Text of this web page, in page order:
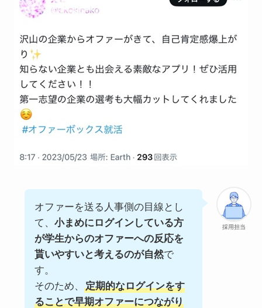
採用担当
オファーを送る人事側の目線とし
て、 小まめにログインしている方
が学生からのオファーへの反応を
貰いやすいと考えるのが自然で
す。
そのため、
定期的なログインをす
ることで早期オファーにつながり